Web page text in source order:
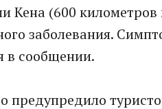
Кена (600
заболевания.
в сообщении.
предупредило